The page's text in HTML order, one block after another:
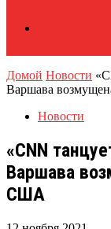
Домой Новости
Варшава
Новости
«CNN
Варшава
США